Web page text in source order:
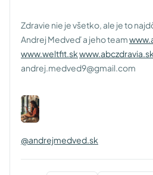
Zdravie nie je všetko, ale je to
Andrej Medveď a jeho team
www.weltfit.skwww.abczdravia.sk
andrej.medved9@gmail.com
@andrejmedved.sk